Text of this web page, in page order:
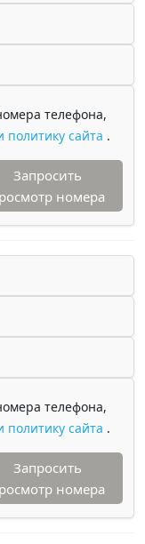
телефона,
политику сайта .
Запросить
номера
телефона,
политику сайта .
Запросить
номера